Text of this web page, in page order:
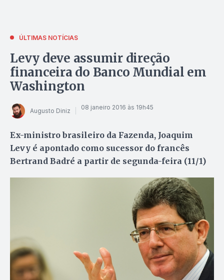
ÚLTIMAS NOTÍCIAS
Levy deve assumir direção
financeira do Banco Mundial em
Washington
Augusto Diniz 08 janeiro 2016 às 19h45
Ex-ministro brasileiro da Fazenda, Joaquim
Levy é apontado como sucessor do francês
Bertrand Badré a partir de segunda-feira (11/1)